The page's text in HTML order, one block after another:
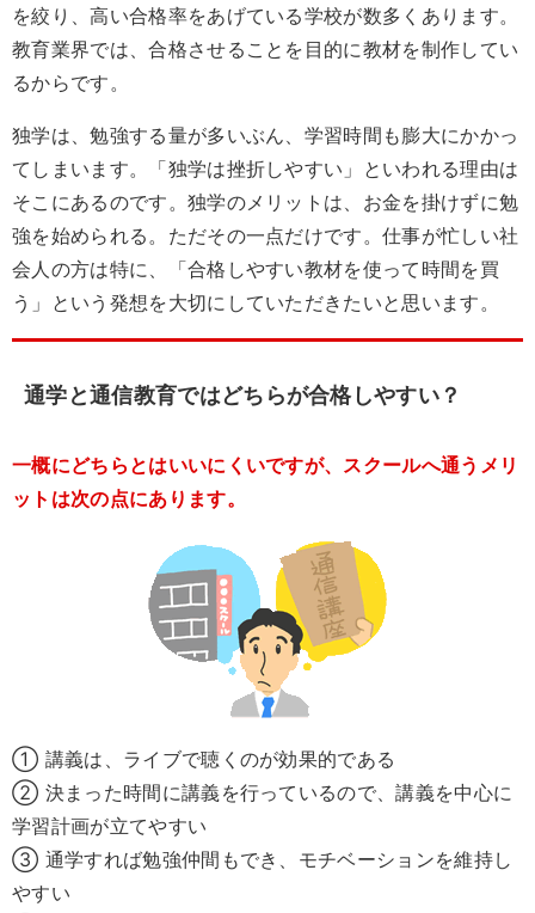
を絞り、高い合格率をあげている学校が数多くあります。
教育業界では、合格させることを目的に教材を制作してい
るからです。
独学は、勉強する量が多いぶん、学習時間も膨大にかかっ
てしまいます。「独学は挫折しやすい」といわれる理由は
そこにあるのです。独学のメリットは、お金を掛けずに勉
強を始められる。ただその一点だけです。仕事が忙しい社
会人の方は特に、「合格しやすい教材を使って時間を買
う」という発想を大切にしていただきたいと思います。
通学と通信教育ではどちらが合格しやすい？
一概にどちらとはいいにくいですが、スクールへ通うメリ
ットは次の点にあります。
① 講義は、ライブで聴くのが効果的である
② 決まった時間に講義を行っているので、講義を中心に
学習計画が立てやすい
③ 通学すれば勉強仲間もでき、モチベーションを維持し
やすい